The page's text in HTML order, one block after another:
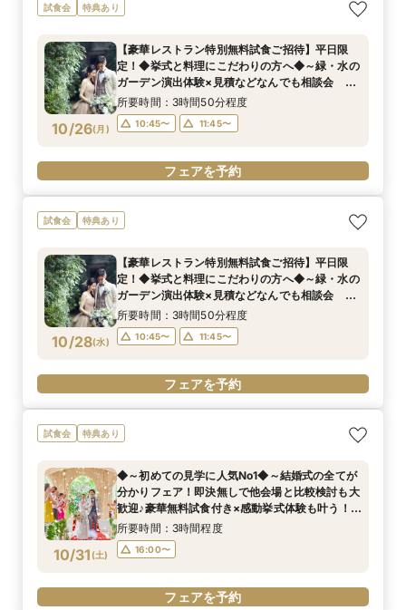
試食会 特典あり
10/26(月)
【豪華レストラン特別無料試食ご招待】平日限
定！◆挙式と料理にこだわりの方へ◆～緑・水の
ガーデン演出体験×見積などなんでも相談会
《ドレス２着目無料(２６万円相当)特典》
所要時間：3時間50分程度
10:45〜 11:45〜
フェアを予約
試食会 特典あり
10/28(水)
【豪華レストラン特別無料試食ご招待】平日限
定！◆挙式と料理にこだわりの方へ◆～緑・水の
ガーデン演出体験×見積などなんでも相談会
《ドレス２着目無料(２６万円相当)特典》
所要時間：3時間50分程度
10:45〜 11:45〜
フェアを予約
試食会 特典あり
10/31 (土)
◆～初めての見学に人気No1◆～結婚式の全てが
分かりフェア！即決無しで他会場と比較検討も大
歓迎♪豪華無料試食付き×感動挙式体験も叶う！
《ドレス2着目無料特典※26万円相当※》
所要時間：3時間程度
16:00〜
フェアを予約